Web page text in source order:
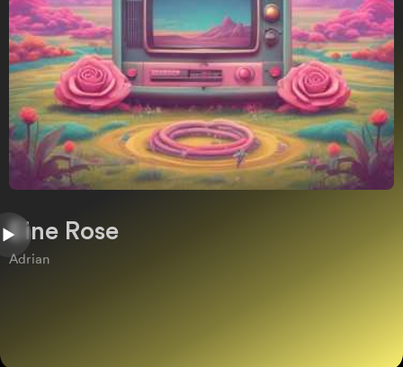
Eine Rose
Adrian